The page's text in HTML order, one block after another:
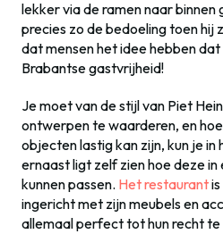
lekker via de ramen naar binnen
precies zo de bedoeling toen hij
dat mensen het idee hebben
Brabantse gastvrijheid!
Je moet van de stijl van Piet
ontwerpen te waarderen, en
objecten lastig kan zijn, kun je
ernaast ligt zelf zien hoe deze
kunnen passen. Het restaurant
ingericht met zijn meubels en
allemaal perfect tot hun recht te